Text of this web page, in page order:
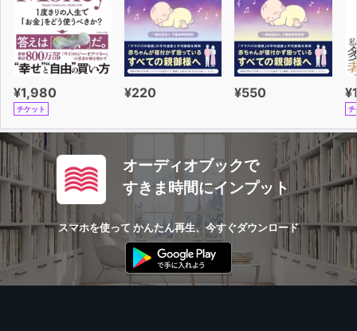
¥1,980
チケット
¥220 ¥550
チ
オーディオブックで
すきま時間にインプット
スマホを使って かんたん再生、今すぐダウンロード